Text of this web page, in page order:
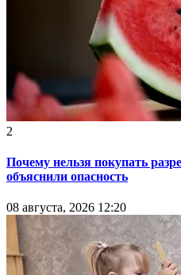
2
Почему нельзя покупать
объяснили опасность
08 августа, 2026 12:20